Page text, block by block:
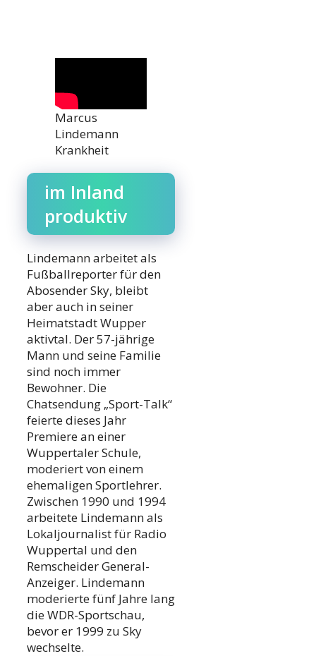
Marcus
Lindemann
Krankheit
im Inland
produktiv
Lindemann arbeitet als
Fußballreporter für den
Abosender Sky, bleibt
aber auch in seiner
Heimatstadt Wupper
aktivtal. Der 57-jährige
Mann und seine Familie
sind noch immer
Bewohner. Die
Chatsendung „Sport-Talk“
feierte dieses Jahr
Premiere an einer
Wuppertaler Schule,
moderiert von einem
ehemaligen Sportlehrer.
Zwischen 1990 und 1994
arbeitete Lindemann als
Lokaljournalist für Radio
Wuppertal und den
Remscheider General-
Anzeiger. Lindemann
moderierte fünf Jahre lang
die WDR-Sportschau,
bevor er 1999 zu Sky
wechselte.